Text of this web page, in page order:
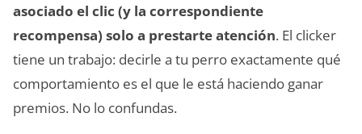
asociado el clic (y la correspondiente
recompensa) solo a prestarte atención. El clicker
tiene un trabajo: decirle a tu perro exactamente qué
comportamiento es el que le está haciendo ganar
premios. No lo confundas.